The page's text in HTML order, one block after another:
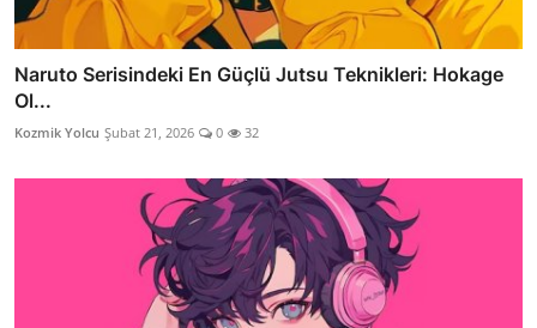
Naruto Serisindeki En Güçlü Jutsu Teknikleri: Hokage
Ol...
Kozmik Yolcu Şubat 21, 2026 0 32